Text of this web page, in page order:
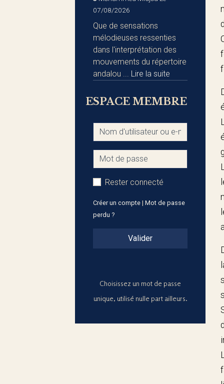
07/08/2026
Que de sensations
mélodieuses ressenties
dans l'interprétation des
mouvements du répertoire
andalou ... Lire la suite
ESPACE MEMBRE
Rester connecté
Créer un compte |Mot de passe
perdu ?
Valider
Choisissez un mot de passe
unique, utilisé nulle part ailleurs.